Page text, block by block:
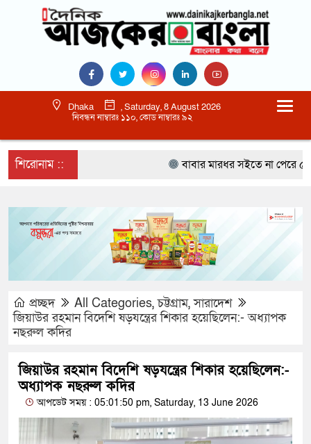
Dhaka
, Saturday, 8 August 2026
নিবন্ধন নাম্বারঃ ১১০, কোড নাম্বারঃ ৯২
শিরোনাম :: বাবার মারধর সইতে না পেরে ৫০০
প্রচ্ছদ All Categories,চট্টগ্রাম,সারাদেশ
জিয়াউর রহমান বিদেশি ষড়যন্ত্রের শিকার হয়েছিলেন:- অধ্যাপক
নছরুল কদির
জিয়াউর রহমান বিদেশি ষড়যন্ত্রের শিকার হয়েছিলেন:-
অধ্যাপক নছরুল কদির
আপডেট সময় : 05:01:50 pm, Saturday, 13 June 2026